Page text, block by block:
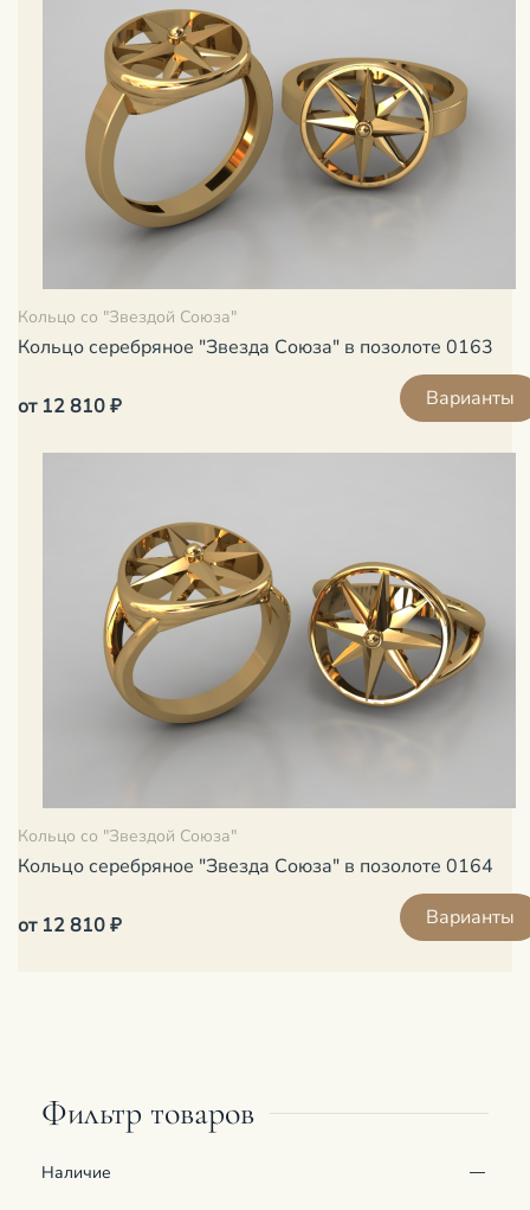
Кольцо со "Звездой Союза"
Кольцо серебряное "Звезда Союза" в позолоте 0163
от 12 810 ₽ Варианты
Кольцо со "Звездой Союза"
Кольцо серебряное "Звезда Союза" в позолоте 0164
от 12 810 ₽ Варианты
Фильтр товаров
Наличие